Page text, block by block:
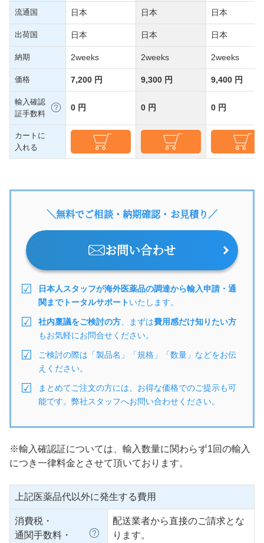
流通国 日本 日本 日本
出荷国 日本 日本 日本
納期 2weeks 2weeks 2weeks
価格 7,200 円 9,300 円 9,400 円
輸入確認
証手数料
0 円 0 円 0 円
カートに
入れる
＼無料でご相談・納期確認・お見積り／
お問い合わせ
日本人スタッフが海外医薬品の調達から輸入申請・通
関までトータルサポートいたします。
社内稟議をご検討の方 、まずは費用感だけ知りたい方
もお気軽にお問合せください。
ご検討の際は「製品名」「規格」「数量」などをお伝
えください。
まとめてご注文の方には、お得な価格でのご提示も可
能です。弊社スタッフへお問い合わせください。
※輸入確認証については、輸入数量に関わらず1回の輸入
につき一律料金とさせて頂いております。
上記医薬品代以外に発生する費用
消費税・
通関手数料・
配送業者から直接のご請求とな
ります。